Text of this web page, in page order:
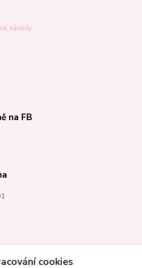
návody
na FB
cookies